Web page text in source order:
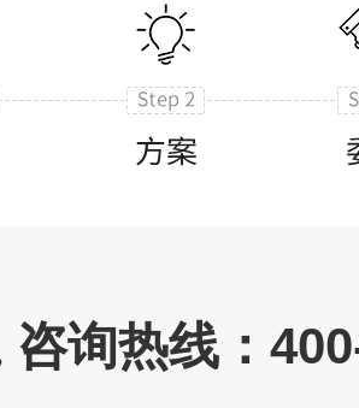
咨询热线：